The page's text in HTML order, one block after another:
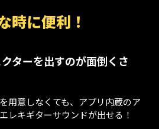
時に便利！
ターを出すのが面倒くさ
用意しなくても、アプリ内蔵のア
レキギターサウンドが出せる！